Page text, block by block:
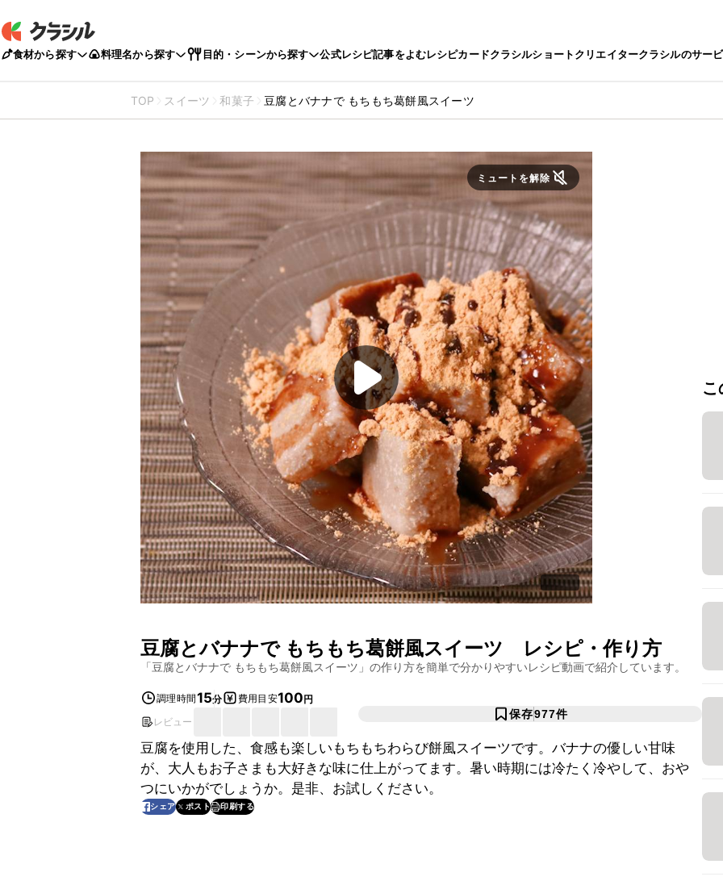
食材から探す 料理名から探す 目的・シーンから探す 公式レシピ記事をよむレシピカードクラシルショートクリエイタークラシルのサー
TOP スイーツ 和菓子 豆腐とバナナで もちもち葛餅風スイーツ
ミュートを解除
豆腐とバナナで もちもち葛餅風スイーツ レシピ・作り方
「豆腐とバナナで もちもち葛餅風スイーツ 」の作り方を簡単で分かりやすいレシピ動画で紹介しています。
調理時間15分 費用目安100円
レビュー
保存977件
豆腐を使用した、食感も楽しいもちもちわらび餅風スイーツです。バナナの優しい甘味
が、大人もお子さまも大好きな味に仕上がってます。暑い時期には冷たく冷やして、おや
つにいかがでしょうか。是非、お試しください。
シェア ポスト 印刷する